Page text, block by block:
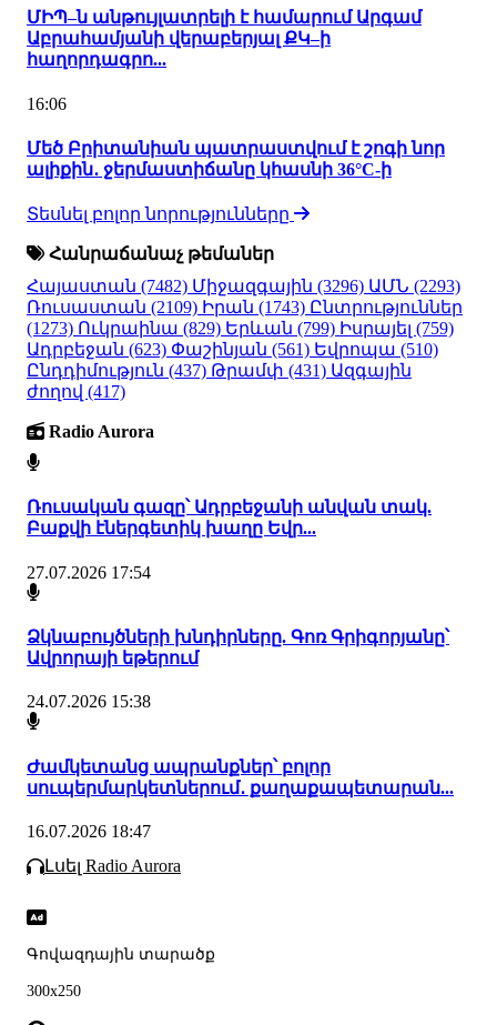
ՄԻՊ–ն անթույլատրելի է համարում Արգամ
Աբրահամյանի վերաբերյալ ՔԿ–ի
հաղորդագրո...
16:06
Մեծ Բրիտանիան պատրաստվում է շոգի նոր
ալիքին․ ջերմաստիճանը կհասնի 36°C-ի
Տեսնել բոլոր նորությունները
Հանրաճանաչ թեմաներ
Հայաստան (7482) Միջազգային (3296) ԱՄՆ (2293)
Ռուսաստան (2109) Իրան (1743) Ընտրություններ
(1273) Ուկրաինա (829) Երևան (799) Իսրայել (759)
Ադրբեջան (623) Փաշինյան (561) Եվրոպա (510)
Ընդդիմություն (437) Թրամփ (431) Ազգային
ժողով (417)
Radio Aurora
Ռուսական գազը՝ Ադրբեջանի անվան տակ.
Բաքվի էներգետիկ խաղը Եվր...
27.07.2026 17:54
Ձկնաբույծների խնդիրները. Գոռ Գրիգորյանը՝
Ավրորայի եթերում
24.07.2026 15:38
Ժամկետանց ապրանքներ՝ բոլոր
սուպերմարկետներում․ քաղաքապետարան...
16.07.2026 18:47
Լսել Radio Aurora
Գովազդային տարածք
300x250